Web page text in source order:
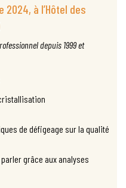
2024, à l’Hôtel des
depuis 1999 et
de défigeage sur la qualité
grâce aux analyses